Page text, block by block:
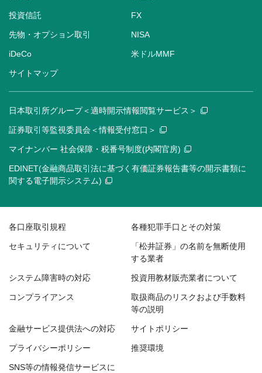
投資信託 FX
先物・オプション取引 NISA
iDeCo 米ドルMMF
サイトマップ
日本取引所グループ＜適時開示情報閲覧サービス＞
証券取引等監視委員会＜情報受付窓口＞
マイナンバー 社会保障・税番号制度(内閣官房)
EDINET(金融商品取引法に基づく有価証券報告書等の開示書類に
関する電子開示システム)
各口座取引規程 各種犯罪手口とその対策
セキュリティについて
「松井証券」の名前を無断使用
する業者
システム障害時の対応 投資用教材販売業者について
コンプライアンス
取扱商品のリスクおよび手数料
等の説明
金融サービス提供法への対応 サイトポリシー
プライバシーポリシー 推奨環境
SNS等の情報発信サービスに